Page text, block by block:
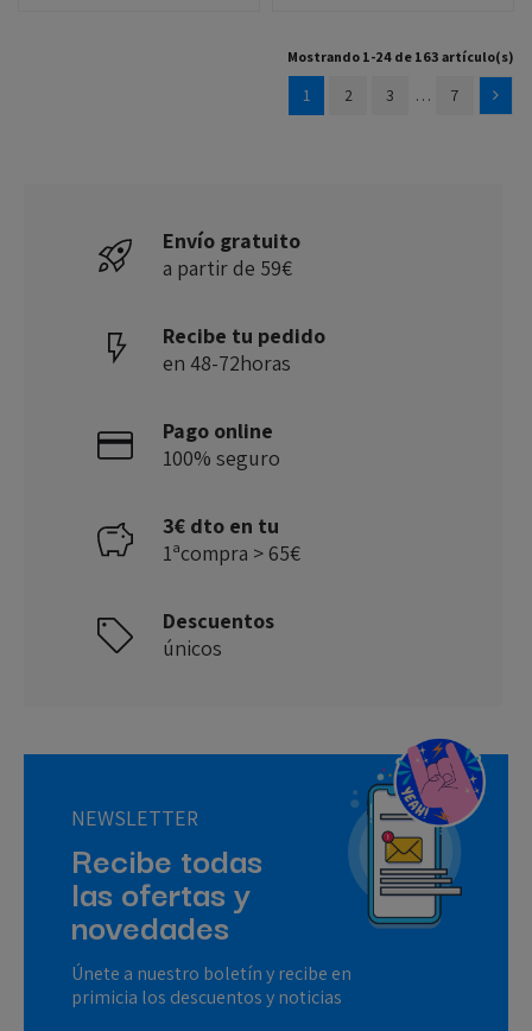
Mostrando 1-24 de 163 artículo(s)
1 2 3 … 7
Envío gratuito
a partir de 59€
Recibe tu pedido
en 48-72horas
Pago online
100% seguro
3€ dto en tu
1ªcompra > 65€
Descuentos
únicos
NEWSLETTER
Recibe todas
las ofertas y
novedades
Únete a nuestro boletín y recibe en
primicia los descuentos y noticias